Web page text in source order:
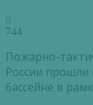
0
744
Пожарно-
России
бассейне в